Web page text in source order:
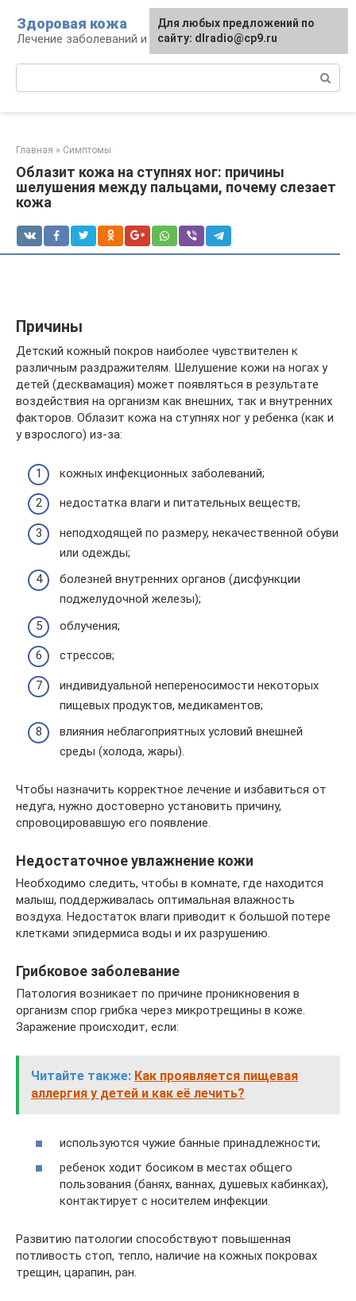
контенту
Здоровая кожа
Лечение заболеваний и уход за кожей
Главная » Симптомы
Облазит кожа на ступнях ног: причины
шелушения между пальцами, почему слезает
кожа
Причины
Детский кожный покров наиболее чувствителен к
различным раздражителям. Шелушение кожи на ногах у
детей (десквамация) может появляться в результате
воздействия на организм как внешних, так и внутренних
факторов. Облазит кожа на ступнях ног у ребенка (как и
у взрослого) из-за:
кожных инфекционных заболеваний;
недостатка влаги и питательных веществ;
неподходящей по размеру, некачественной обуви
или одежды;
болезней внутренних органов (дисфункции
поджелудочной железы);
облучения;
стрессов;
индивидуальной непереносимости некоторых
пищевых продуктов, медикаментов;
влияния неблагоприятных условий внешней
среды (холода, жары).
Чтобы назначить корректное лечение и избавиться от
недуга, нужно достоверно установить причину,
спровоцировавшую его появление.
Недостаточное увлажнение кожи
Необходимо следить, чтобы в комнате, где находится
малыш, поддерживалась оптимальная влажность
воздуха. Недостаток влаги приводит к большой потере
клетками эпидермиса воды и их разрушению.
Грибковое заболевание
Патология возникает по причине проникновения в
организм спор грибка через микротрещины в коже.
Заражение происходит, если:
Читайте также: Как проявляется пищевая
аллергия у детей и как её лечить?
используются чужие банные принадлежности;
ребенок ходит босиком в местах общего
пользования (банях, ваннах, душевых кабинках),
контактирует с носителем инфекции.
Развитию патологии способствуют повышенная
потливость стоп, тепло, наличие на кожных покровах
трещин, царапин, ран.
Для любых предложений по
сайту: dlradio@cp9.ru